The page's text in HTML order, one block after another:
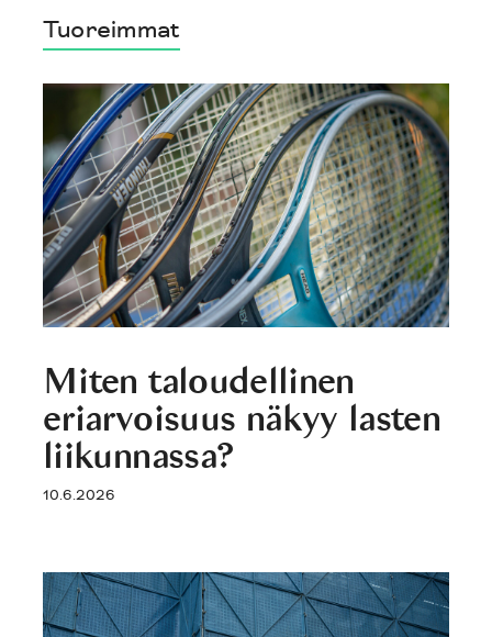
Tuoreimmat
Miten taloudellinen
eriarvoisuus näkyy lasten
liikunnassa?
10.6.2026